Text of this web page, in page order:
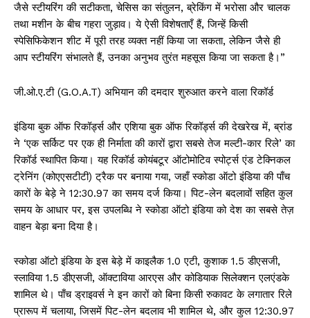
जैसे स्टीयरिंग की सटीकता, चेसिस का संतुलन, ब्रेकिंग में भरोसा और चालक
तथा मशीन के बीच गहरा जुड़ाव। ये ऐसी विशेषताएँ हैं, जिन्हें किसी
स्पेसिफिकेशन शीट में पूरी तरह व्यक्त नहीं किया जा सकता, लेकिन जैसे ही
आप स्टीयरिंग संभालते हैं, उनका अनुभव तुरंत महसूस किया जा सकता है।”
जी.ओ.ए.टी (G.O.A.T) अभियान की दमदार शुरुआत करने वाला रिकॉर्ड
इंडिया बुक ऑफ रिकॉर्ड्स और एशिया बुक ऑफ रिकॉर्ड्स की देखरेख में, ब्रांड
ने ‘एक सर्किट पर एक ही निर्माता की कारों द्वारा सबसे तेज मल्टी-कार रिले’ का
रिकॉर्ड स्थापित किया। यह रिकॉर्ड कोयंबटूर ऑटोमोटिव स्पोर्ट्स एंड टेक्निकल
ट्रेनिंग (कोएएसटीटी) ट्रैक पर बनाया गया, जहाँ स्कोडा ऑटो इंडिया की पाँच
कारों के बेड़े ने 12:30.97 का समय दर्ज किया। पिट-लेन बदलावों सहित कुल
समय के आधार पर, इस उपलब्धि ने स्कोडा ऑटो इंडिया को देश का सबसे तेज़
वाहन बेड़ा बना दिया है।
स्कोडा ऑटो इंडिया के इस बेड़े में काइलैक 1.0 एटी, कुशाक 1.5 डीएसजी,
स्लाविया 1.5 डीएसजी, ऑक्टाविया आरएस और कोडियाक सिलेक्शन एलएंडके
शामिल थे। पाँच ड्राइवर्स ने इन कारों को बिना किसी रुकावट के लगातार रिले
प्रारूप में चलाया, जिसमें पिट-लेन बदलाव भी शामिल थे, और कुल 12:30.97